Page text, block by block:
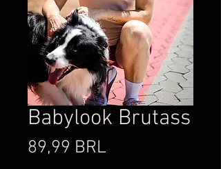
Babylook Brutass
89,99 BRL